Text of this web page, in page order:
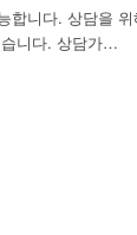
합니다. 상담을
니다. 상담가…